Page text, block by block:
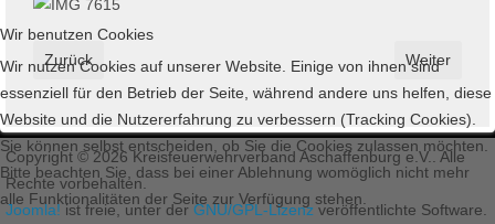
Vorheriger Beitrag: Fahrzeugbrand in Kleinkahl – Schnelles
Zurück Nächster
Weiter
Copyright © 2026 Kreisfeuerwehrverband Aschaffenburg e.V.. Alle
Rechte vorbehalten.
Joomla!ist freie, unter derGNU/GPL-Lizenzveröffentlichte Software.
Wir benutzen Cookies
Wir nutzen Cookies auf unserer Website. Einige von ihnen sind
essenziell für den Betrieb der Seite, während andere uns helfen, diese
Website und die Nutzererfahrung zu verbessern (Tracking Cookies).
Sie können selbst entscheiden, ob Sie die Cookies zulassen möchten.
Bitte beachten Sie, dass bei einer Ablehnung womöglich nicht mehr
alle Funktionalitäten der Seite zur Verfügung stehen.